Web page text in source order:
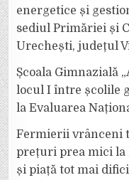
energetice și
sediul Primăriei și
Urechești, județul
Școala Gimnazială
locul I între școlile
la Evaluarea
Fermierii vrânceni
prețuri prea mici la
și piață tot mai